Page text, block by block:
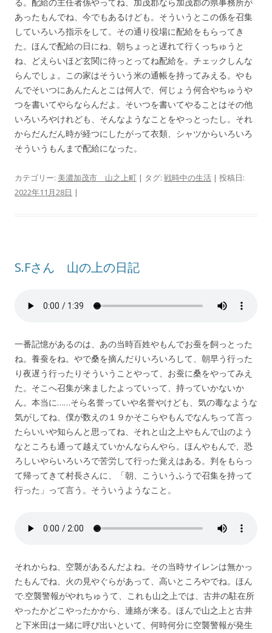
あったもんでね、今でもあるけども。そういうとこの係を召集
していろいろ指示をして。その通り役場に配給をもらってき
た。ほんで配給の日にね、朝ちょっと遅れて行くっちゅうと
ね、どえらいほど玄関に待っとってね配給を。チェックしんな
らんでしょ。この家はそういう米の通帳を持ってみえる。やも
んでそいつにあんたんとこは何人で、何じょう何合やちゅうや
つを書いてやらならんだよ。そいつを書いてやることはその他
いろいろやけれども、そんなようなことをやっとったし。それ
からだんだん時が経つにしたがって衣類、シャツからいろいろ
そういうもんまで配給になった。
カテゴリー: 美濃加茂市 山之上町 | タグ: 戦時中の生活 | 投稿日:
2022年11月28日 |
S.Fさん 山の上の日記
一番記憶があるのは、あの当時百姓やもんでお蚕を飼っとった
ね。養蚕をね。やで桑を摘んだりいろいろして、朝早う行った
り夜遅う行ったりそういうことやって、お蚕に桑をやってみえ
た。そこへ召集が来ましたよっていって、持っていかないか
ん。本当に……そら名誉っていや名誉やけども、気の毒なような
気がしてね、僕が数えの１９かそこらやもんでなんちって言っ
たらいいや知らんと思ってね、それと山之上やもんで山のよう
なところも通って越えていかんならんやら。ほんやもんで、恐
ろしいやらいろいろで苦労して行った覚えはある。判をもらっ
て帰ってきて村長さんに、「朝、こういうふうで召集を持って
行った」って言う。そういうようなこと。
それからね、空襲があるんだよね。その当時サイレンは無かっ
たもんでね、火の見やぐらがあって、高いところやでね。ほん
で.空襲警報がやれちゅうて、これも山之上では、古井の駐在所
やったかどこやったかから、連絡が来る。ほんで山之上と古井
と下米田は一緒に呼び出いといて、何時何分に空襲警報が発生